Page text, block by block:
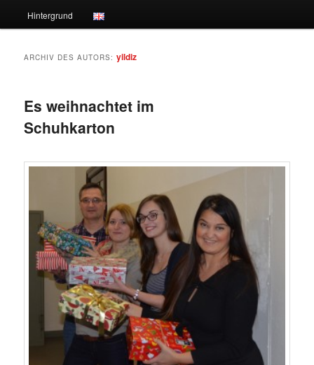
Hintergrund
ARCHIV DES AUTORS:yildiz
Es weihnachtet im
Schuhkarton